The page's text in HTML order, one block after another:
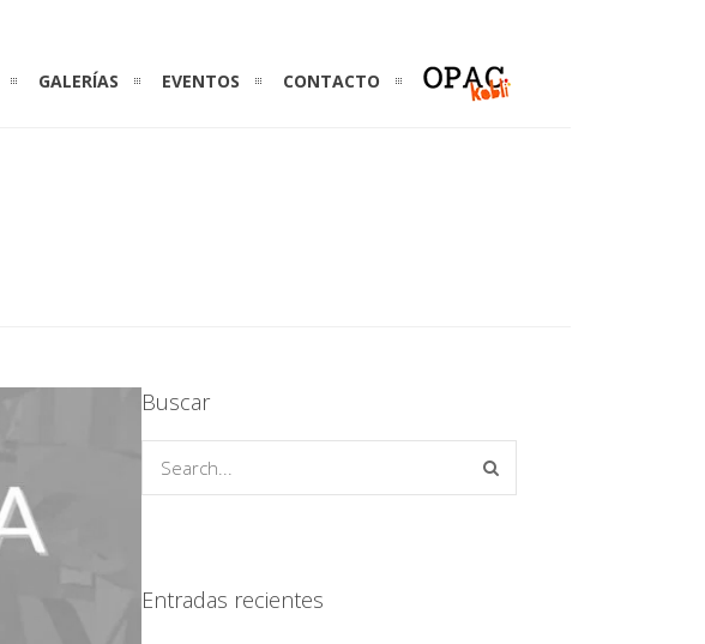
GALERÍAS EVENTOS CONTACTO
Buscar
Entradas recientes